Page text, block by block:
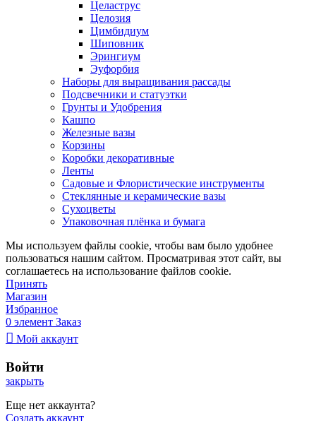
Целаструс
Целозия
Цимбидиум
Шиповник
Эрингиум
Эуфорбия
Наборы для выращивания рассады
Подсвечники и статуэтки
Грунты и Удобрения
Кашпо
Железные вазы
Корзины
Коробки декоративные
Ленты
Садовые и Флористические инструменты
Стеклянные и керамические вазы
Сухоцветы
Упаковочная плёнка и бумага
Мы используем файлы cookie, чтобы вам было удобнее
пользоваться нашим сайтом. Просматривая этот сайт, вы
соглашаетесь на использование файлов cookie.
Принять
Магазин
Избранное
0 элемент Заказ
Мой аккаунт
Войти
закрыть
Еще нет аккаунта?
Создать аккаунт